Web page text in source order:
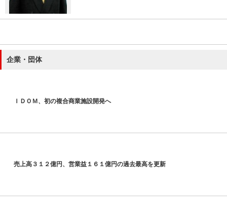
企業・団体
ＩＤＯＭ、初の複合商業施設開発へ
売上高３１２億円、営業益１６１億円の過去最高を更新